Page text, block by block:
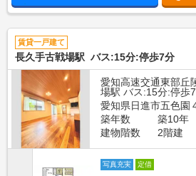
賃貸一戸建て
長久手古戦場駅 バス:15分:停歩7分
愛知高速交通東部丘
場駅 バス:15分:停歩
愛知県日進市五色園
築年数
築10年
建物階数
2階建
写真充実 定借